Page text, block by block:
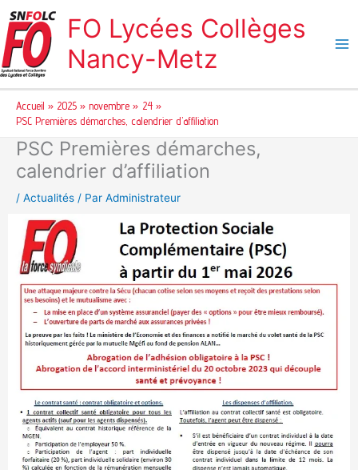
au
contenu
FO Lycées Collèges
Nancy-Metz
Accueil 2025 novembre
24
PSC Premières démarches, calendrier d’affiliation
PSC Premières démarches,
calendrier d’affiliation
/ Actualités / Par Administrateur